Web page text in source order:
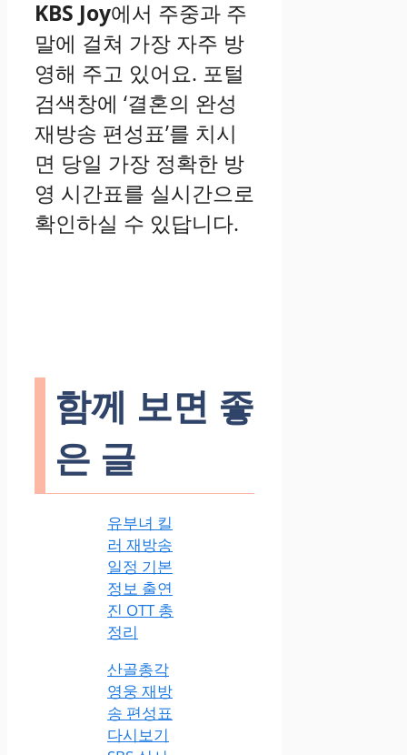
KBS Joy에서 주중과 주
말에 걸쳐 가장 자주 방
영해 주고 있어요. 포털
검색창에 ‘결혼의 완성
재방송 편성표’를 치시
면 당일 가장 정확한 방
영 시간표를 실시간으로
확인하실 수 있답니다.
함께 보면 좋
은 글
유부녀 킬
러 재방송
일정 기본
정보 출연
진 OTT 총
정리
산골총각
영웅 재방
송 편성표
다시보기